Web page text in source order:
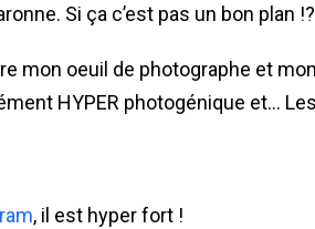
Si ça c’est pas un bon plan !?
mon oeuil de photographe et
HYPER photogénique et…
, il est hyper fort !